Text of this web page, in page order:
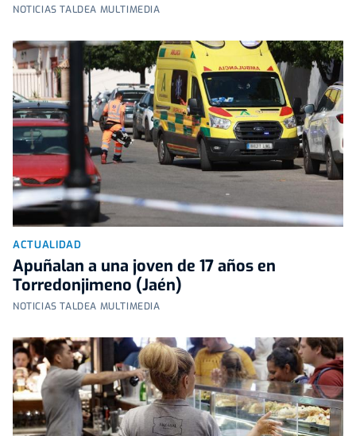
NOTICIAS TALDEA MULTIMEDIA
ACTUALIDAD
Apuñalan a una joven de 17 años en
Torredonjimeno (Jaén)
NOTICIAS TALDEA MULTIMEDIA